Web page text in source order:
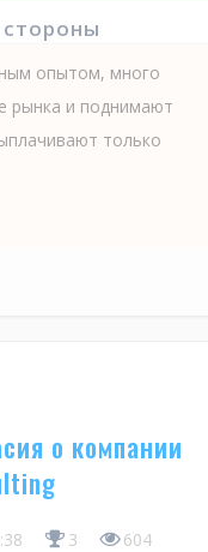
опытом, много
рынка и поднимают
только
о компании
3 604